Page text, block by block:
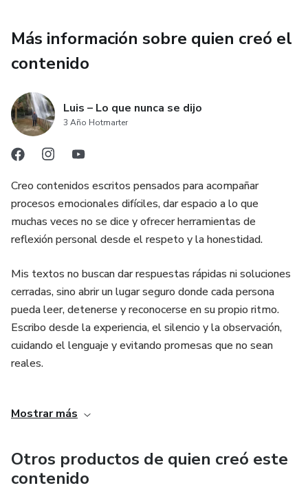
Este material no sustituye tratamiento profesional.
Es una herramienta de apoyo para quienes desean
Si estás listo para comprender antes de castigarte, este
puede ser tu primer paso.
Más información sobre quien creó el
contenido
Luis – Lo que nunca se dijo
3 Año Hotmarter
Creo contenidos escritos pensados para acompañar
procesos emocionales difíciles, dar espacio a lo que
muchas veces no se dice y ofrecer herramientas de
reflexión personal desde el respeto y la honestidad.
Mis textos no buscan dar respuestas rápidas ni soluciones
cerradas, sino abrir un lugar seguro donde cada persona
pueda leer, detenerse y reconocerse en su propio ritmo.
Escribo desde la experiencia, el silencio y la observación,
cuidando el lenguaje y evitando promesas que no sean
reales.
acompañen, inviten a la introspección y ayuden a poner
mirada humana, responsable y sin juicios.
Mostrar más
Otros productos de quien creó este
contenido